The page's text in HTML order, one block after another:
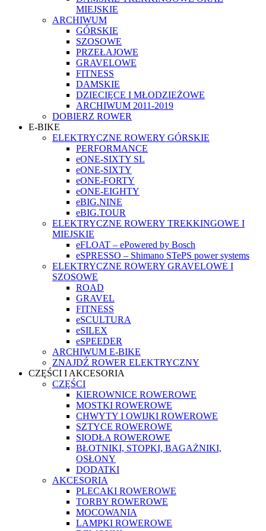
MIEJSKIE
ARCHIWUM
GÓRSKIE
SZOSOWE
PRZEŁAJOWE
GRAVELOWE
FITNESS
DAMSKIE
DZIECIĘCE I MŁODZIEŻOWE
ARCHIWUM 2011-2019
DOBIERZ ROWER
E-BIKE
ELEKTRYCZNE ROWERY GÓRSKIE
PERFORMANCE
eONE-SIXTY SL
eONE-SIXTY
eONE-FORTY
eONE-EIGHTY
eBIG.NINE
eBIG.TOUR
ELEKTRYCZNE ROWERY TREKKINGOWE I
MIEJSKIE
eFLOAT – ePowered by Bosch
eSPRESSO – Shimano STePS power systems
ELEKTRYCZNE ROWERY GRAVELOWE I
SZOSOWE
ROAD
GRAVEL
FITNESS
eSCULTURA
eSILEX
eSPEEDER
ARCHIWUM E-BIKE
ZNAJDŹ ROWER ELEKTRYCZNY
CZĘŚCI I AKCESORIA
CZĘŚCI
KIEROWNICE ROWEROWE
MOSTKI ROWEROWE
CHWYTY I OWIJKI ROWEROWE
SZTYCE ROWEROWE
SIODŁA ROWEROWE
BŁOTNIKI, STOPKI, BAGAŻNIKI,
OSŁONY
DODATKI
AKCESORIA
PLECAKI ROWEROWE
TORBY ROWEROWE
MOCOWANIA
LAMPKI ROWEROWE